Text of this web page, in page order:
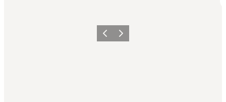
Forrige billede
Næste billede